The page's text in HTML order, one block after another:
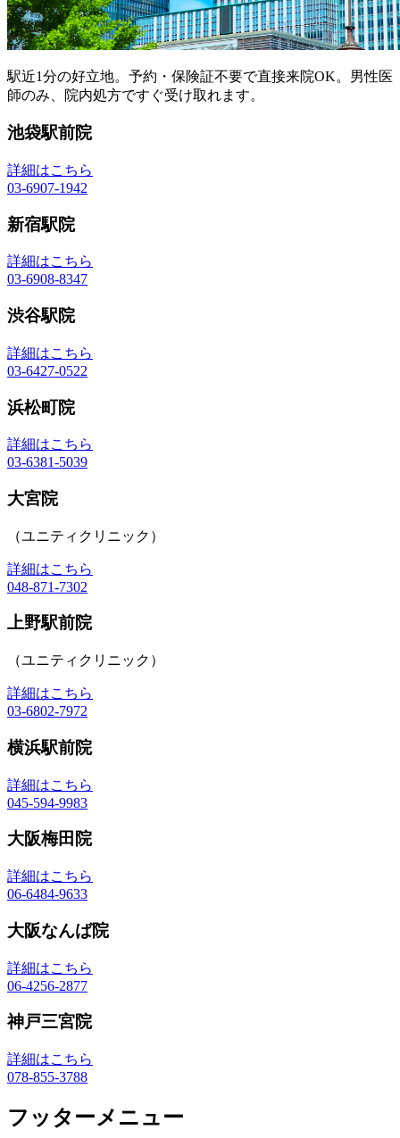
駅近1分の好立地。予約・保険証不要で直接来院OK。男性医
師のみ、院内処方ですぐ受け取れます。
池袋駅前院
詳細はこちら
03-6907-1942
新宿駅院
詳細はこちら
03-6908-8347
渋谷駅院
詳細はこちら
03-6427-0522
浜松町院
詳細はこちら
03-6381-5039
大宮院
（ユニティクリニック）
詳細はこちら
048-871-7302
上野駅前院
（ユニティクリニック）
詳細はこちら
03-6802-7972
横浜駅前院
詳細はこちら
045-594-9983
大阪梅田院
詳細はこちら
06-6484-9633
大阪なんば院
詳細はこちら
06-4256-2877
神戸三宮院
詳細はこちら
078-855-3788
フッターメニュー